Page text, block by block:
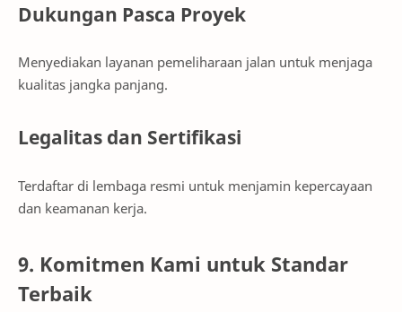
Dukungan Pasca Proyek
Menyediakan layanan pemeliharaan jalan untuk menjaga
kualitas jangka panjang.
Legalitas dan Sertifikasi
Terdaftar di lembaga resmi untuk menjamin kepercayaan
dan keamanan kerja.
9. Komitmen Kami untuk Standar
Terbaik